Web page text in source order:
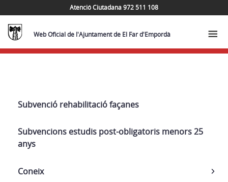
Atenció Ciutadana 972 511 108
Web Oficial de l'Ajuntament de El Far d'Empordà
Subvencions
per
estudis
post-
d’alumnes
Subvenció rehabilitació façanes
Subvencions estudis post-obligatoris menors 25
anys
Coneix